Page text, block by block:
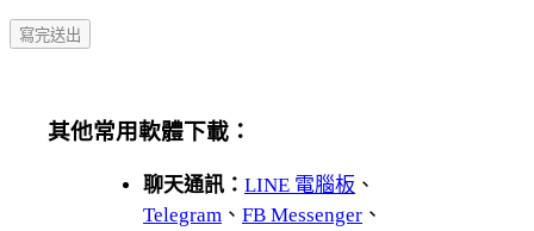
其他常用軟體下載：
聊天通訊： LINE 電腦板 、
Telegram 、 FB Messenger 、